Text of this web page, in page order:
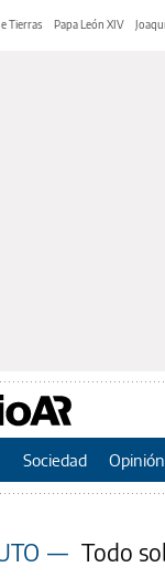
Tierras Papa León XIV
Sociedad Opinión
— Todo